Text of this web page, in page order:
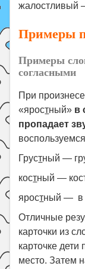
жалостливый
Примеры
Примеры
согласными
При
«яростный» в
пропадает
Грустный —
костный —
яростный — в
Отличные
карточки из
карточке
место. Затем